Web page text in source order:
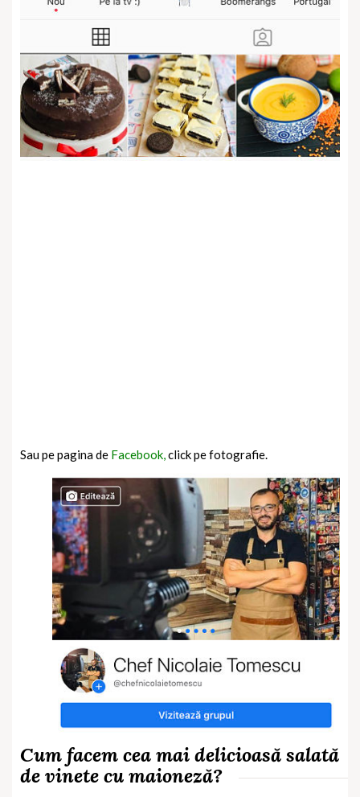
Sau pe pagina de Facebook,click pe fotografie.
Cum facem cea mai delicioasă salată
de vinete cu maioneză?